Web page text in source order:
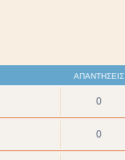
ΑΠΑΝΤΉΣΕΙΣ
0
0